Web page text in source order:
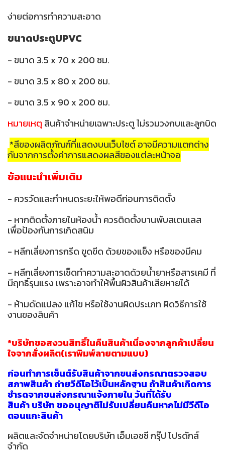
ง่ายต่อการทำความสะอาด
ขนาดประตูUPVC
- ขนาด 3.5 x 70 x 200 ซม.
- ขนาด 3.5 x 80 x 200 ซม.
- ขนาด 3.5 x 90 x 200 ซม.
หมายเหตุ สินค้าจำหน่ายเฉพาะประตู ไม่รวมวงกบและลูกบิด
*สีของผลิตภัณฑ์ที่แสดงบนเว็บไซต์ อาจมีความแตกต่าง
กันจากการตั้งค่าการแสดงผลสีของแต่ละหน้าจอ
ข้อแนะนำเพิ่มเติม
- ควรวัดและกำหนดระยะให้พอดีก่อนการติดตั้ง
- หากติดตั้งภายในห้องน้ำ ควรติดตั้งบานพับสเตนเลส
เพื่อป้องกันการเกิดสนิม
- หลีกเลี่ยงการกรีด ขูดขีด ด้วยของแข็ง หรือของมีคม
- หลีกเลี่ยงการเช็ดทำความสะอาดด้วยน้ำยาหรือสารเคมี ที่
มีฤทธิ์รุนแรง เพราะอาจทำให้พื้นผิวสินค้าเสียหายได้
- ห้ามดัดแปลง แก้ไข หรือใช้งานผิดประเภท ผิดวิธีการใช้
งานของสินค้า
*บริษัทขอสงวนสิทธิ์ในคืนสินค้าเนื่องจากลูกค้าเปลี่ยน
ใจจากสั่งผลิต(เราพิมพ์ลายตามแบบ)
ก่อนทำการเซ็นต์รับสินค้าจากขนส่งกรุณาตรวจสอบ
สภาพสินค้า ถ่ายวีดีโอไว้เป็นหลักฐาน ถ้าสินค้าเกิดการ
ชำรุดจากขนส่งกรุณาแจ้งภายใน วันที่ได้รับ
สินค้า บริษัท ขออนุญาติไม่รับเปลี่ยนคืนหากไม่มีวีดีโอ
ตอนแกะสินค้า
ผลิตและจัดจำหน่ายโดยบริษัท เอ็มเอชซี กรุ๊ป โปรดักส์
จำกัด